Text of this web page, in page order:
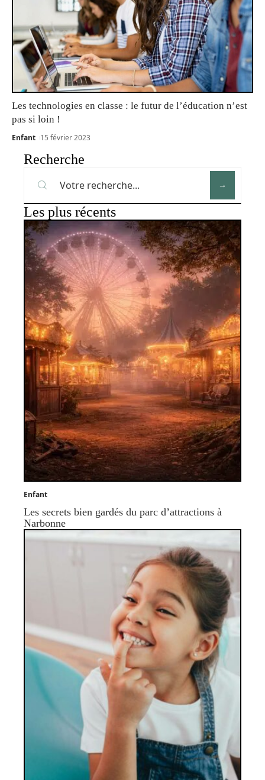
Les technologies en classe : le futur de l’éducation n’est
pas si loin !
Enfant 15 février 2023
Recherche
Les plus récents
Enfant
Les secrets bien gardés du parc d’attractions à
Narbonne